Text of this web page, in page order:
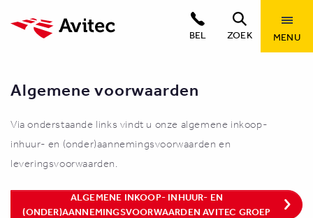
BEL ZOEK MENU
Algemene voorwaarden
Via onderstaande links vindt u onze algemene inkoop-
inhuur- en (onder)aannemingsvoorwaarden en
leveringsvoorwaarden.
ALGEMENE INKOOP- INHUUR- EN
(ONDER)AANNEMINGSVOORWAARDEN AVITEC GROEP